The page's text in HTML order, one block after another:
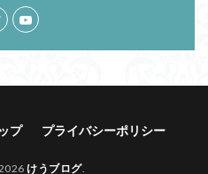
プ プライバシーポリシー
けうブログ.